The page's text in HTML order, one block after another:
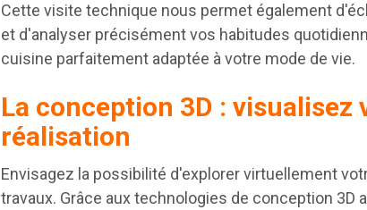
Cette visite technique nous permet également
et d'analyser précisément vos habitudes
cuisine parfaitement adaptée à votre mode de vie.
La conception 3D : visualisez
réalisation
Envisagez la possibilité d'explorer virtuellement
travaux. Grâce aux technologies de conception 3D